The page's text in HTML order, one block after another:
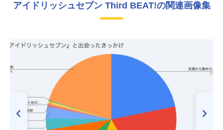
アイドリッシュセブン Third BEAT!の関連画像集